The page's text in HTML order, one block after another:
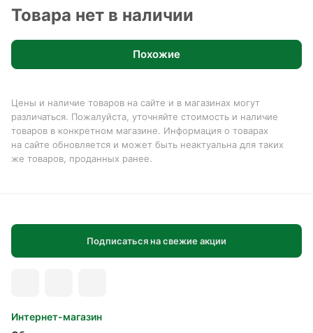
Товара нет в наличии
Похожие
Цены и наличие товаров на сайте и в магазинах могут
различаться. Пожалуйста, уточняйте стоимость и наличие
товаров в конкретном магазине. Информация о товарах
на сайте обновляется и может быть неактуальна для таких
же товаров, проданных ранее.
Подписаться на свежие акции
Интернет-магазин